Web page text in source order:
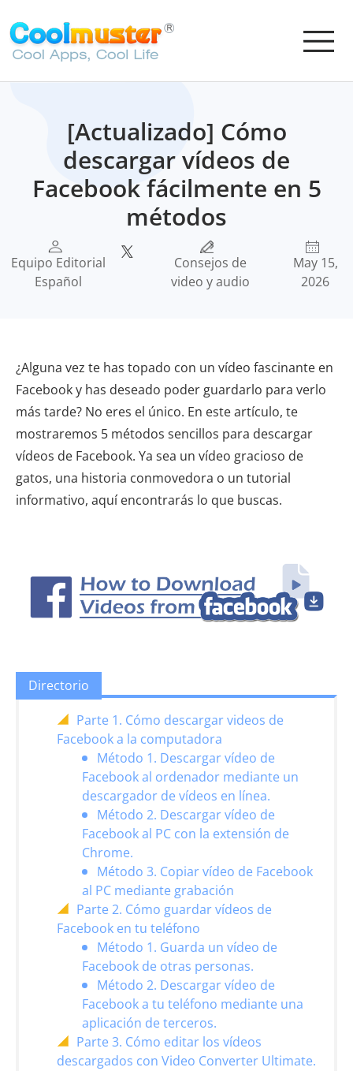
[Actualizado] Cómo
descargar vídeos de
Facebook fácilmente en 5
métodos
Equipo Editorial
Español
Consejos de
video y audio
May 15,
2026
¿Alguna vez te has topado con un vídeo fascinante en
Facebook y has deseado poder guardarlo para verlo
más tarde? No eres el único. En este artículo, te
mostraremos 5 métodos sencillos para descargar
vídeos de Facebook. Ya sea un vídeo gracioso de
gatos, una historia conmovedora o un tutorial
informativo, aquí encontrarás lo que buscas.
Directorio
Parte 1. Cómo descargar videos de
Facebook a la computadora
Método 1. Descargar vídeo de
Facebook al ordenador mediante un
descargador de vídeos en línea.
Método 2. Descargar vídeo de
Facebook al PC con la extensión de
Chrome.
Método 3. Copiar vídeo de Facebook
al PC mediante grabación
Parte 2. Cómo guardar vídeos de
Facebook en tu teléfono
Método 1. Guarda un vídeo de
Facebook de otras personas.
Método 2. Descargar vídeo de
Facebook a tu teléfono mediante una
aplicación de terceros.
Parte 3. Cómo editar los vídeos
descargados con Video Converter Ultimate.